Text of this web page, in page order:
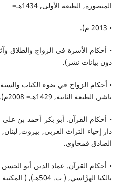
المنصورة, الطبعة الأولى, 1434هـ=
• 2013 م).
• أحكام الأسرة في الزواج والطلاق
دون بيانات نشر).
• أحكام الزواج في ضوء الكتاب
ناشر, الطبعة الثانية, 1429هـ= 2008م).
الصادق قمحاوي.
• أحكام القرآن. عماد الدين أبو
بالكيا الهرَّاسي, ( ت. 504هـ), ( المكتبة العلمية, بيروت, لبنان).